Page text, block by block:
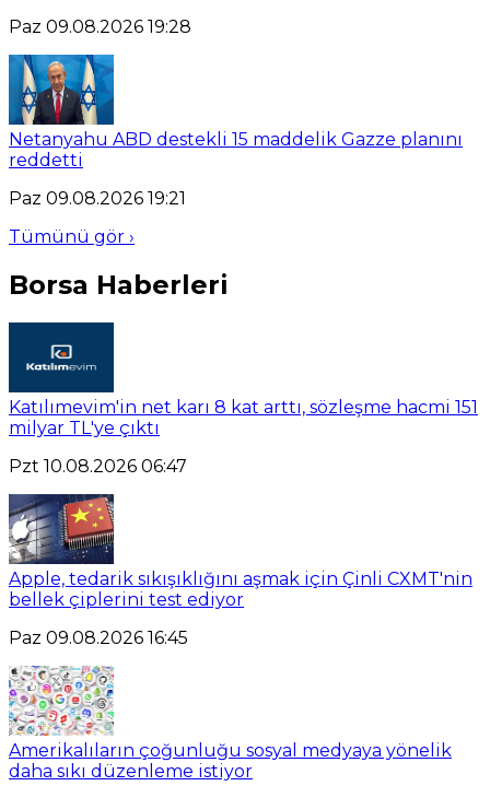
Paz 09.08.2026 19:28
Netanyahu ABD destekli 15 maddelik Gazze planını
reddetti
Paz 09.08.2026 19:21
Tümünü gör ›
Borsa Haberleri
Katılımevim'in net karı 8 kat arttı, sözleşme hacmi 151
milyar TL'ye çıktı
Pzt 10.08.2026 06:47
Apple, tedarik sıkışıklığını aşmak için Çinli CXMT'nin
bellek çiplerini test ediyor
Paz 09.08.2026 16:45
Amerikalıların çoğunluğu sosyal medyaya yönelik
daha sıkı düzenleme istiyor